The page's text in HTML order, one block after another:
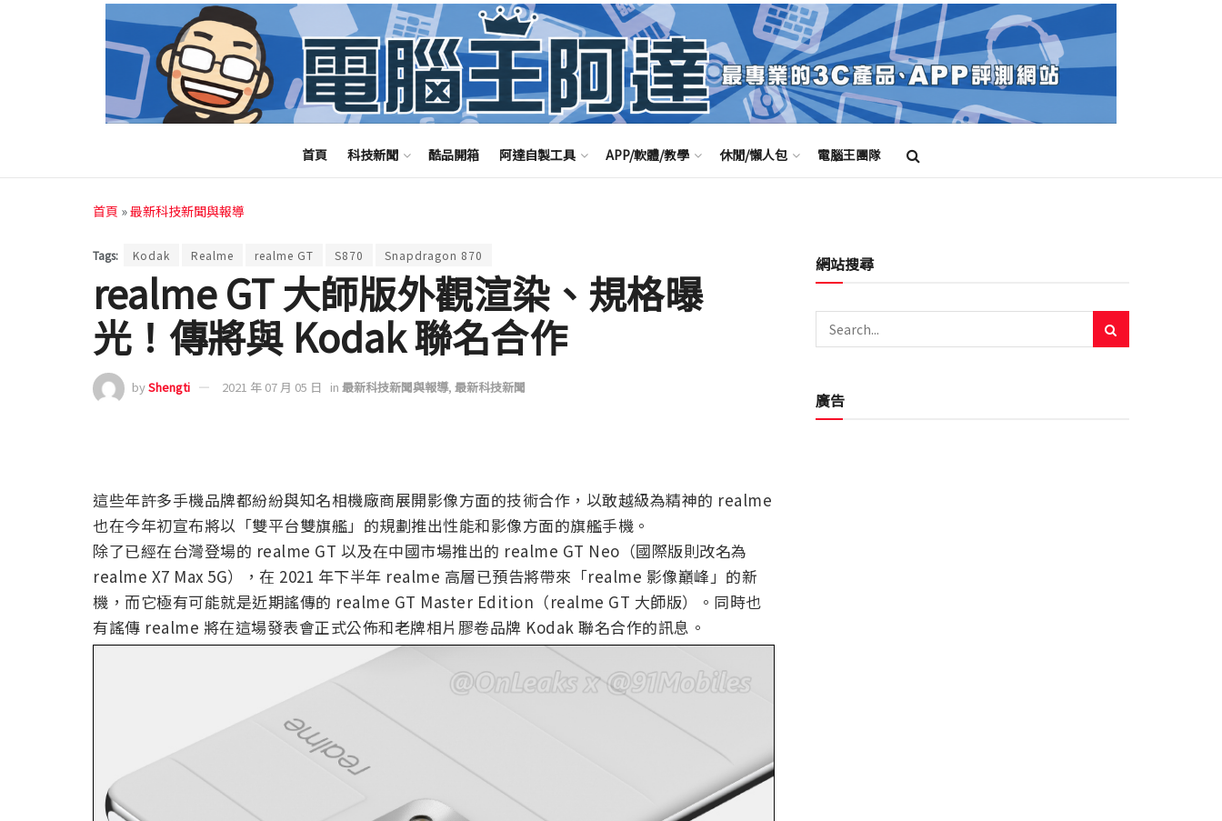
首頁 科技新聞 酷品開箱 阿達自製工具 APP/軟體/教學 休閒/懶人包 電腦王團隊
首頁 »最新科技新聞與報導
Tags: Kodak Realme realme GT S870 Snapdragon 870
realme GT 大師版外觀渲染、規格曝
光！傳將與 Kodak 聯名合作
byShengti 2021 年 07 月 05 日 in 最新科技新聞與報導, 最新科技新聞
這些年許多手機品牌都紛紛與知名相機廠商展開影像方面的技術合作，以敢越級為精神的 realme
也在今年初宣布將以「雙平台雙旗艦」的規劃推出性能和影像方面的旗艦手機。
除了已經在台灣登場的 realme GT 以及在中國市場推出的 realme GT Neo（國際版則改名為
realme X7 Max 5G），在 2021 年下半年 realme 高層已預告將帶來「realme 影像巔峰」的新
機，而它極有可能就是近期謠傳的 realme GT Master Edition（realme GT 大師版）。同時也
有謠傳 realme 將在這場發表會正式公佈和老牌相片膠卷品牌 Kodak 聯名合作的訊息。
網站搜尋
廣告